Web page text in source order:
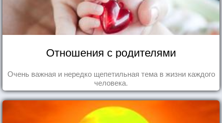
Отношения с родителями
Очень важная и нередко щепетильная тема в жизни каждого
человека.